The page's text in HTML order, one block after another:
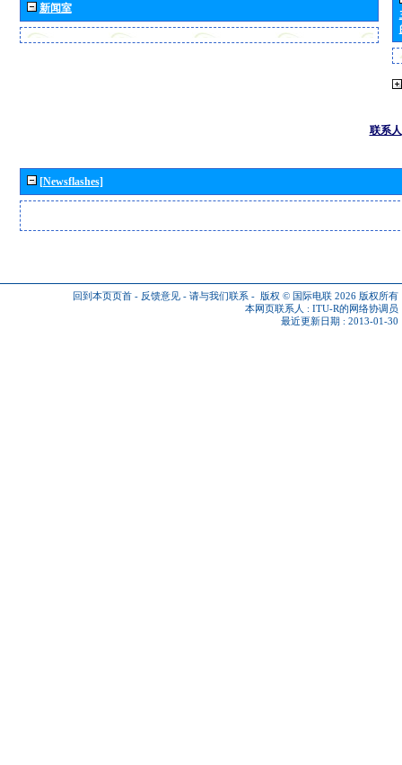
新闻室
联系人
[Newsflashes]
回到本页页首 - 反馈意见 - 请与我们联系 - 版权 © 国际电联 2026 版权所有
本网页联系人 : ITU-R的网络协调员
最近更新日期 : 2013-01-30